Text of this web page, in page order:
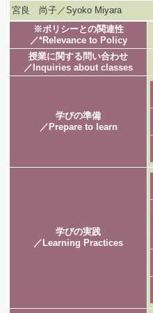
宮良 尚子／Syoko Miyara
※ポリシーとの関連性
／*Relevance to Policy
授業に関する問い合わせ
／Inquiries about classes
学びの準備
／Prepare to learn
学びの実践
／Learning Practices